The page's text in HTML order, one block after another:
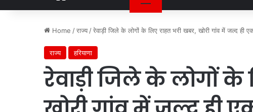
Home /राज्य /रेवाड़ी जिले के लोगों के लिए राहत भरी खबर, खोरी गांव में जल्द ही
राज्य हरियाणा
रेवाड़ी जिले के लोगों के